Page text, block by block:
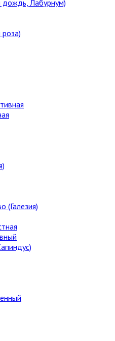
дождь, Лабурнум)
роза)
(Галезия)